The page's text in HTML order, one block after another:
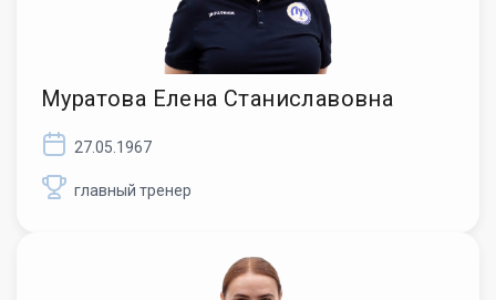
Муратова Елена Станиславовна
27.05.1967
главный тренер